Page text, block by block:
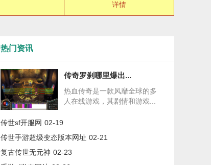
详情
热门资讯
传奇罗刹哪里爆出...
热血传奇是一款风靡全球的多
人在线游戏，其剧情和游戏...
传世sf开服网 02-19
传世手游超级变态版本网址 02-21
复古传世无元神 02-23